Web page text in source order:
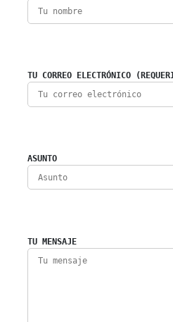
TU CORREO ELECTRÓNICO
ASUNTO
TU MENSAJE